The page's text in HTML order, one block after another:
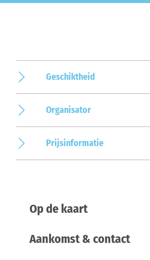
Geschiktheid
Organisator
Prijsinformatie
Op de kaart
Aankomst & contact